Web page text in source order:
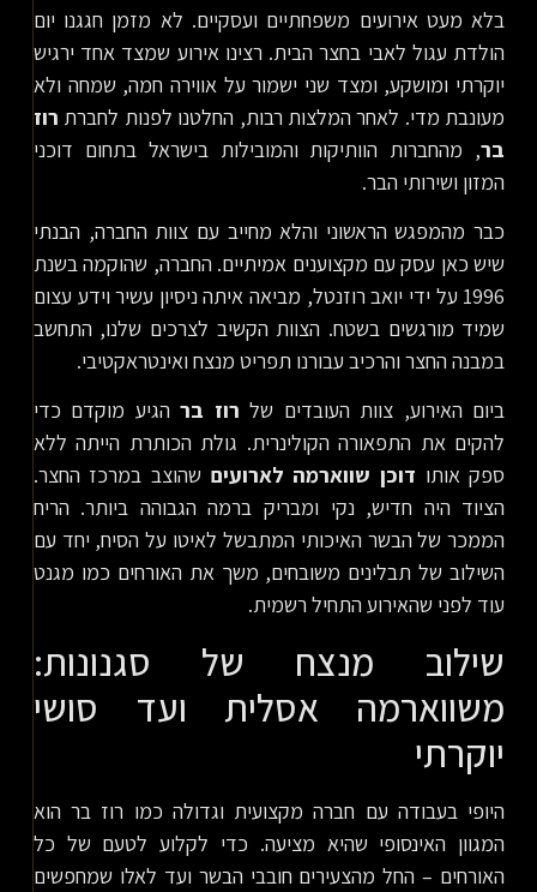
בלא מעט אירועים משפחתיים ועסקיים. לא מזמן חגגנו יום
הולדת עגול לאבי בחצר הבית. רצינו אירוע שמצד אחד ירגיש
יוקרתי ומושקע, ומצד שני ישמור על אווירה חמה, שמחה ולא
מעונבת מדי. לאחר המלצות רבות, החלטנו לפנות לחברת רוז
בר, מהחברות הוותיקות והמובילות בישראל בתחום דוכני
המזון ושירותי הבר.
כבר מהמפגש הראשוני והלא מחייב עם צוות החברה, הבנתי
שיש כאן עסק עם מקצוענים אמיתיים. החברה, שהוקמה בשנת
1996 על ידי יואב רוזנטל, מביאה איתה ניסיון עשיר וידע עצום
שמיד מורגשים בשטח. הצוות הקשיב לצרכים שלנו, התחשב
במבנה החצר והרכיב עבורנו תפריט מנצח ואינטראקטיבי.
ביום האירוע, צוות העובדים של רוז ברהגיע מוקדם כדי
להקים את התפאורה הקולינרית. גולת הכותרת הייתה ללא
ספק אותו דוכן שווארמה לארועים שהוצב במרכז החצר.
הציוד היה חדיש, נקי ומבריק ברמה הגבוהה ביותר. הריח
הממכר של הבשר האיכותי המתבשל לאיטו על הסיח, יחד עם
השילוב של תבלינים משובחים, משך את האורחים כמו מגנט
עוד לפני שהאירוע התחיל רשמית.
שילוב מנצח של סגנונות:
משווארמה אסלית ועד סושי
יוקרתי
היופי בעבודה עם חברה מקצועית וגדולה כמו רוז בר הוא
המגוון האינסופי שהיא מציעה. כדי לקלוע לטעם של כל
האורחים – החל מהצעירים חובבי הבשר ועד לאלו שמחפשים